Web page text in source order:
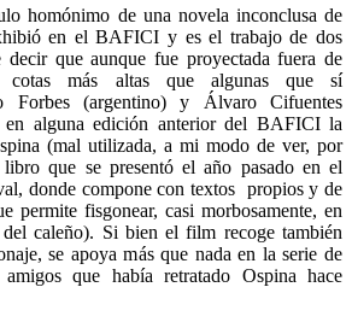
homónimo de una novela inconclusa de
en el BAFICI y es el trabajo de dos
decir que aunque fue proyectada fuera de
cotas más altas que algunas que sí
Forbes (argentino) y Álvaro Cifuentes
en alguna edición anterior del BAFICI la
(mal utilizada, a mi modo de ver, por
que se presentó el año pasado en el
donde compone con textos propios y de
permite fisgonear, casi morbosamente, en
del caleño). Si bien el film recoge también
se apoya más que nada en la serie de
que había retratado Ospina hace